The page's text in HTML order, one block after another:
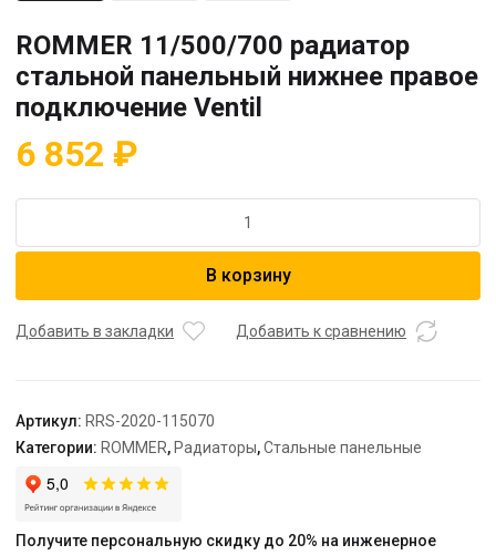
ROMMER 11/500/700 радиатор
стальной панельный нижнее правое
подключение Ventil
6 852 ₽
ROMMER
стальной
подключение
Ventil
В корзину
Добавить в закладки Добавить к сравнению
Артикул: RRS-2020-115070
Категории: ROMMER, Радиаторы,Стальные панельные
Получите персональную скидку до 20% на инженерное